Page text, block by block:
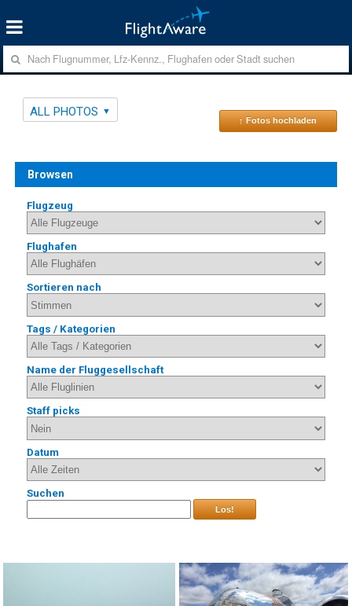
ALL PHOTOS
↑ Fotos hochladen
Browsen
Flugzeug
Flughafen
Sortieren nach
Tags / Kategorien
Name der Fluggesellschaft
Staff picks
Datum
Suchen
Los!